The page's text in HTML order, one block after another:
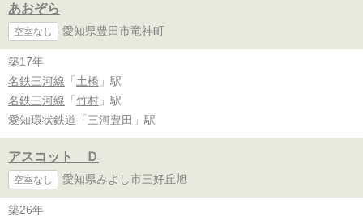
あおぞら
空室なし 愛知県豊田市竜神町
築17年
名鉄三河線 「 土橋 」駅
名鉄三河線 「 竹村 」駅
愛知環状鉄道 「 三河豊田 」駅
アスコット Ｄ
空室なし 愛知県みよし市三好丘旭
築26年